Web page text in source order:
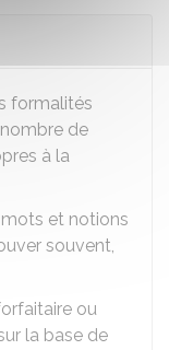
formalités
de
à la
et notions
souvent,
ou
la base de